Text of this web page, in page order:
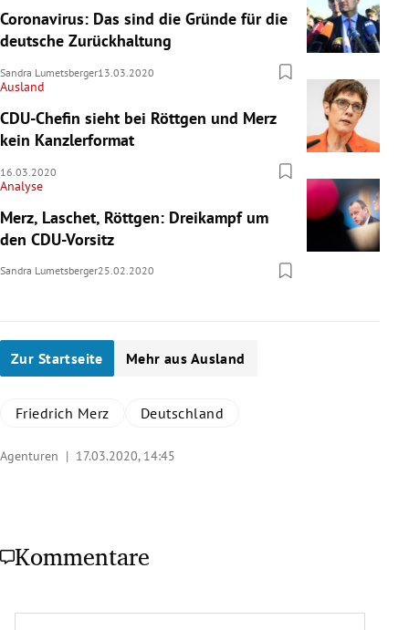
Coronavirus: Das sind die Gründe für die
deutsche Zurückhaltung
Sandra Lumetsberger13.03.2020
Ausland
CDU-Chefin sieht bei Röttgen und Merz
kein Kanzlerformat
16.03.2020
Analyse
Merz, Laschet, Röttgen: Dreikampf um
den CDU-Vorsitz
Sandra Lumetsberger25.02.2020
Zur Startseite Mehr aus Ausland
Friedrich Merz Deutschland
Agenturen | 17.03.2020, 14:45
Kommentare